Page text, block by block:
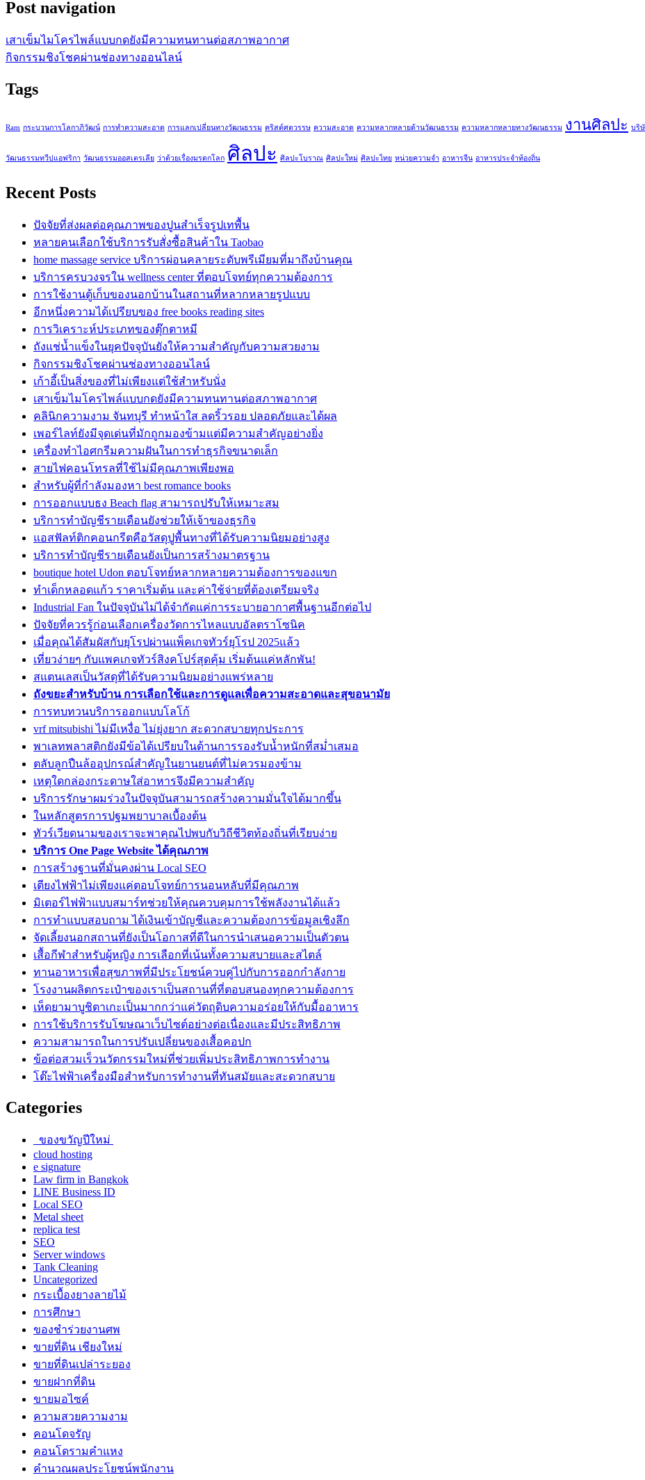
Post navigation
เสาเข็มไมโครไพล์แบบกดยังมีความทนทานต่อสภาพอากาศ
กิจกรรมชิงโชคผ่านช่องทางออนไลน์
Tags
Ram กระบวนการโลกาภิวัฒน์ การทำความสะอาด การแลกเปลี่ยนทางวัฒนธรรม คริสต์ศตวรรษ ความสะอาด ความหลากหลายด้านวัฒนธรรม ความหลากหลายทางวัฒนธรรม งานศิลปะ บริ
วัฒนธรรมทวีปแอฟริกา วัฒนธรรมออสเตรเลีย ว่าด้วยเรื่องมรดกโลก ศิลปะ ศิลปะโบราณ ศิลปะใหม่ ศิลปะไทย หน่วยความจำ อาหารจีน อาหารประจำท้องถิ่น
Recent Posts
ปัจจัยที่ส่งผลต่อคุณภาพของปูนสำเร็จรูปเทพื้น
หลายคนเลือกใช้บริการรับสั่งซื้อสินค้าใน Taobao
home massage service บริการผ่อนคลายระดับพรีเมียมที่มาถึงบ้านคุณ
บริการครบวงจรใน wellness center ที่ตอบโจทย์ทุกความต้องการ
การใช้งานตู้เก็บของนอกบ้านในสถานที่หลากหลายรูปแบบ
อีกหนึ่งความได้เปรียบของ free books reading sites
การวิเคราะห์ประเภทของตุ๊กตาหมี
ถังแช่น้ำแข็งในยุคปัจจุบันยังให้ความสำคัญกับความสวยงาม
กิจกรรมชิงโชคผ่านช่องทางออนไลน์
เก้าอี้เป็นสิ่งของที่ไม่เพียงแต่ใช้สำหรับนั่ง
เสาเข็มไมโครไพล์แบบกดยังมีความทนทานต่อสภาพอากาศ
คลินิกความงาม จันทบุรี ทำหน้าใส ลดริ้วรอย ปลอดภัยและได้ผล
เพอร์ไลท์ยังมีจุดเด่นที่มักถูกมองข้ามแต่มีความสำคัญอย่างยิ่ง
เครื่องทำไอศกรีมความฝันในการทำธุรกิจขนาดเล็ก
สายไฟคอนโทรลที่ใช้ไม่มีคุณภาพเพียงพอ
สำหรับผู้ที่กำลังมองหา best romance books
การออกแบบธง Beach flag สามารถปรับให้เหมาะสม
บริการทำบัญชีรายเดือนยังช่วยให้เจ้าของธุรกิจ
แอสฟัลท์ติกคอนกรีตคือวัสดุปูพื้นทางที่ได้รับความนิยมอย่างสูง
บริการทำบัญชีรายเดือนยังเป็นการสร้างมาตรฐาน
boutique hotel Udon ตอบโจทย์หลากหลายความต้องการของแขก
ทำเด็กหลอดแก้ว ราคาเริ่มต้น และค่าใช้จ่ายที่ต้องเตรียมจริง
Industrial Fan ในปัจจุบันไม่ได้จำกัดแค่การระบายอากาศพื้นฐานอีกต่อไป
ปัจจัยที่ควรรู้ก่อนเลือกเครื่องวัดการไหลแบบอัลตราโซนิค
เมื่อคุณได้สัมผัสกับยุโรปผ่านแพ็คเกจทัวร์ยุโรป 2025แล้ว
เที่ยวง่ายๆ กับแพคเกจทัวร์สิงคโปร์สุดคุ้ม เริ่มต้นแค่หลักพัน!
สแตนเลสเป็นวัสดุที่ได้รับความนิยมอย่างแพร่หลาย
ถังขยะสำหรับบ้าน การเลือกใช้และการดูแลเพื่อความสะอาดและสุขอนามัย
การทบทวนบริการออกแบบโลโก้
vrf mitsubishi ไม่มีเหงื่อ ไม่ยุ่งยาก สะดวกสบายทุกประการ
พาเลทพลาสติกยังมีข้อได้เปรียบในด้านการรองรับน้ำหนักที่สม่ำเสมอ
ตลับลูกปืนล้ออุปกรณ์สำคัญในยานยนต์ที่ไม่ควรมองข้าม
เหตุใดกล่องกระดาษใส่อาหารจึงมีความสำคัญ
บริการรักษาผมร่วงในปัจจุบันสามารถสร้างความมั่นใจได้มากขึ้น
ในหลักสูตรการปฐมพยาบาลเบื้องต้น
ทัวร์เวียดนามของเราจะพาคุณไปพบกับวิถีชีวิตท้องถิ่นที่เรียบง่าย
บริการ One Page Website ได้คุณภาพ
การสร้างฐานที่มั่นคงผ่าน Local SEO
เตียงไฟฟ้าไม่เพียงแค่ตอบโจทย์การนอนหลับที่มีคุณภาพ
มิเตอร์ไฟฟ้าแบบสมาร์ทช่วยให้คุณควบคุมการใช้พลังงานได้แล้ว
การทำแบบสอบถาม ได้เงินเข้าบัญชีและความต้องการข้อมูลเชิงลึก
จัดเลี้ยงนอกสถานที่ยังเป็นโอกาสที่ดีในการนำเสนอความเป็นตัวตน
เสื้อกีฬาสำหรับผู้หญิง การเลือกที่เน้นทั้งความสบายและสไตล์
ทานอาหารเพื่อสุขภาพที่มีประโยชน์ควบคู่ไปกับการออกกำลังกาย
โรงงานผลิตกระเป๋าของเราเป็นสถานที่ที่ตอบสนองทุกความต้องการ
เห็ดยามาบูชิตาเกะเป็นมากกว่าแค่วัตถุดิบความอร่อยให้กับมื้ออาหาร
การใช้บริการรับโฆษณาเว็บไซต์อย่างต่อเนื่องและมีประสิทธิภาพ
ความสามารถในการปรับเปลี่ยนของเสื้อคอปก
ข้อต่อสวมเร็วนวัตกรรมใหม่ที่ช่วยเพิ่มประสิทธิภาพการทำงาน
โต๊ะไฟฟ้าเครื่องมือสำหรับการทำงานที่ทันสมัยและสะดวกสบาย
Categories
ของขวัญปีใหม่
cloud hosting
e signature
Law firm in Bangkok
LINE Business ID
Local SEO
Metal sheet
replica test
SEO
Server windows
Tank Cleaning
Uncategorized
กระเบื้องยางลายไม้
การศึกษา
ของชำร่วยงานศพ
ขายที่ดิน เชียงใหม่
ขายที่ดินเปล่าระยอง
ขายฝากที่ดิน
ขายมอไซค์
ความสวยความงาม
คอนโดจรัญ
คอนโดรามคำแหง
คำนวณผลประโยชน์พนักงาน